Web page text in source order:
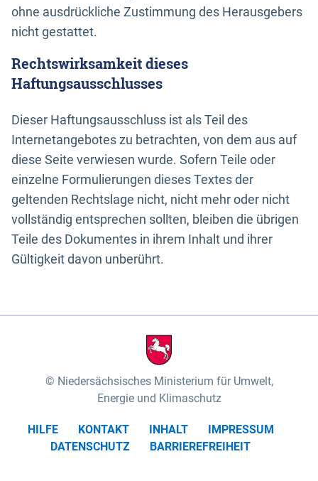
ohne ausdrückliche Zustimmung des Herausgebers
nicht gestattet.
Rechtswirksamkeit dieses
Haftungsausschlusses
Dieser Haftungsausschluss ist als Teil des
Internetangebotes zu betrachten, von dem aus auf
diese Seite verwiesen wurde. Sofern Teile oder
einzelne Formulierungen dieses Textes der
geltenden Rechtslage nicht, nicht mehr oder nicht
vollständig entsprechen sollten, bleiben die übrigen
Teile des Dokumentes in ihrem Inhalt und ihrer
Gültigkeit davon unberührt.
Niedersächsisches Ministerium für Umwelt,
Energie und Klimaschutz
HILFE KONTAKT INHALT
IMPRESSUM
DATENSCHUTZ
BARRIEREFREIHEIT